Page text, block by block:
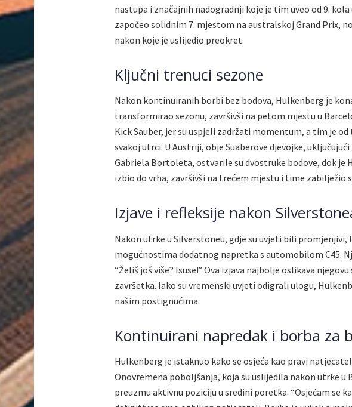
nastupa i značajnih nadogradnji koje je tim uveo od 9.
započeo solidnim 7. mjestom na australskoj Grand Prix,
nakon koje je uslijedio preokret.
Ključni trenuci sezone
Nakon kontinuiranih borbi bez bodova, Hulkenberg je
transformirao sezonu, završivši na petom mjestu u
Kick Sauber, jer su uspjeli zadržati momentum, a tim je
svakoj utrci. U Austriji, obje Suaberove djevojke,
Gabriela Bortoleta, ostvarile su dvostruke bodove, dok je
izbio do vrha, završivši na trećem mjestu i time zabilježio
Izjave i refleksije nakon
Nakon utrke u Silverstoneu, gdje su uvjeti bili promjenjivi,
mogućnostima dodatnog napretka s automobilom C45.
“Želiš još više? Isuse!” Ova izjava najbolje oslikava
završetka. Iako su vremenski uvjeti odigrali ulogu,
našim postignućima.
Kontinuirani napredak i borba za
Hulkenberg je istaknuo kako se osjeća kao pravi
Onovremena poboljšanja, koja su uslijedila nakon utrke u
preuzmu aktivnu poziciju u sredini poretka. “Osjećam se